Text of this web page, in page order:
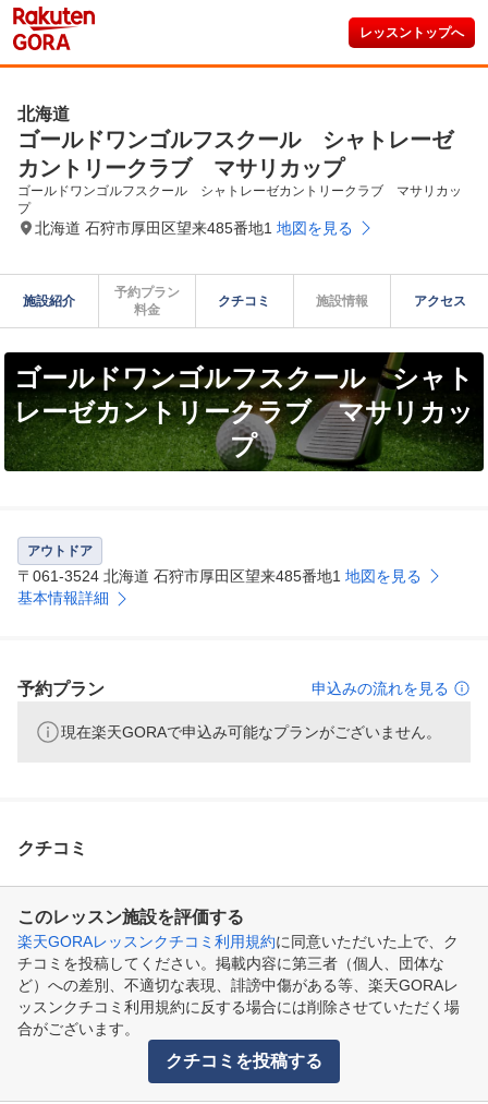
レッスントップへ
北海道
ゴールドワンゴルフスクール シャトレーゼ
カントリークラブ マサリカップ
ゴールドワンゴルフスクール　シャトレーゼカントリークラブ　マサリカッ
プ
北海道 石狩市厚田区望来485番地1 地図を見る
施設紹介
予約プラン
料金
クチコミ 施設情報 アクセス
ゴールドワンゴルフスクール シャト
レーゼカントリークラブ マサリカッ
プ
アウトドア
〒061-3524 北海道 石狩市厚田区望来485番地1 地図を見る
基本情報詳細
予約プラン 申込みの流れを見る
現在楽天GORAで申込み可能なプランがございません。
クチコミ
このレッスン施設を評価する
楽天GORAレッスンクチコミ利用規約に同意いただいた上で、ク
チコミを投稿してください。掲載内容に第三者（個人、団体な
ど）への差別、不適切な表現、誹謗中傷がある等、楽天GORAレ
ッスンクチコミ利用規約に反する場合には削除させていただく場
合がございます。
クチコミを投稿する